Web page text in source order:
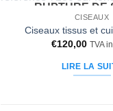
RUPTURE DE
CISEAUX
Ciseaux tissus et
€120,00 TVA
LIRE LA